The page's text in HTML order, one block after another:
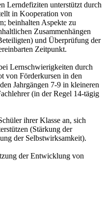
Lerndefiziten unterstützt durch
in Kooperation von
beinhalten Aspekte zu
Zusammenhängen
und Überprüfung der
Zeitpunkt.
Lernschwierigkeiten durch
von Förderkursen in den
Jahrgängen 7-9 in kleineren
(in der Regel 14-tägig
ihrer Klasse an, sich
(Stärkung der
der Selbstwirksamkeit).
der Entwicklung von